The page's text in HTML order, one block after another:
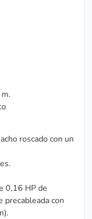
roscado con un
0,16 HP de
precableada con